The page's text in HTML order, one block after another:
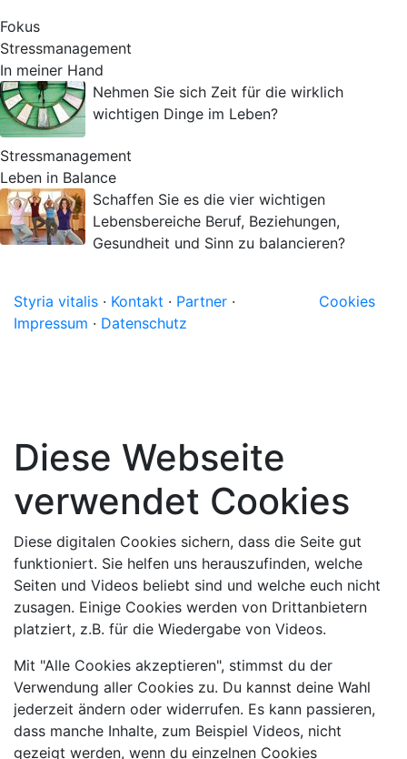
Fokus
Stressmanagement
In meiner Hand
Nehmen Sie sich Zeit für die wirklich
wichtigen Dinge im Leben?
Stressmanagement
Leben in Balance
Schaffen Sie es die vier wichtigen
Lebensbereiche Beruf, Beziehungen,
Gesundheit und Sinn zu balancieren?
Styria vitalis · Kontakt · Partner ·
Impressum · Datenschutz
Cookies
Diese Webseite
verwendet Cookies
Diese digitalen Cookies sichern, dass die Seite gut
funktioniert. Sie helfen uns herauszufinden, welche
Seiten und Videos beliebt sind und welche euch nicht
zusagen. Einige Cookies werden von Drittanbietern
platziert, z.B. für die Wiedergabe von Videos.
Mit "Alle Cookies akzeptieren", stimmst du der
Verwendung aller Cookies zu. Du kannst deine Wahl
jederzeit ändern oder widerrufen. Es kann passieren,
dass manche Inhalte, zum Beispiel Videos, nicht
gezeigt werden, wenn du einzelnen Cookies